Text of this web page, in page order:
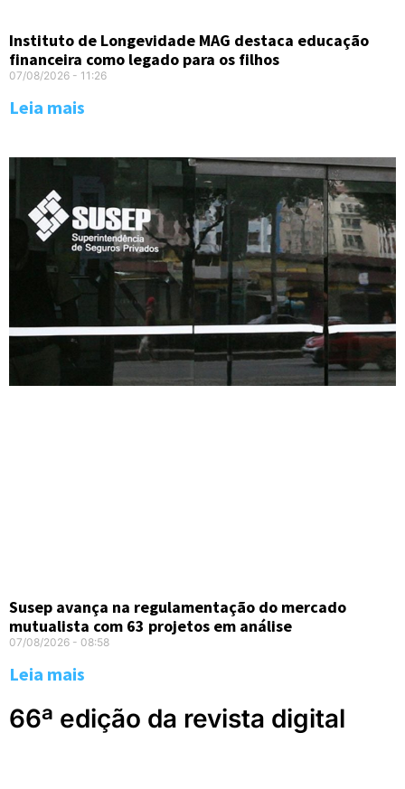
Instituto de Longevidade MAG destaca educação
financeira como legado para os filhos
07/08/2026 11:26
Leia mais
Susep avança na regulamentação do mercado
mutualista com 63 projetos em análise
07/08/2026 08:58
Leia mais
66ª edição da revista digital